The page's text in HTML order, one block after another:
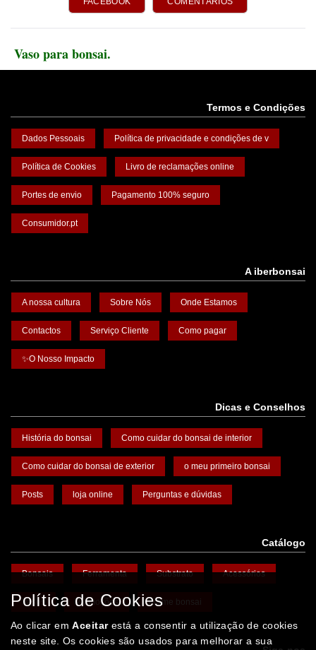
Vaso para bonsai.
Termos e Condições
Dados Pessoais Política de privacidade e condições de v
Política de Cookies Livro de reclamações online
Portes de envio Pagamento 100% seguro
Consumidor.pt
A iberbonsai
A nossa cultura Sobre Nós Onde Estamos
Contactos Serviço Cliente Como pagar
✨O Nosso Impacto
Dicas e Conselhos
História do bonsai Como cuidar do bonsai de interior
Como cuidar do bonsai de exterior o meu primeiro bonsai
Posts loja online Perguntas e dúvidas
Catálogo
Bonsais Ferramenta Substrato Acessórios
Vasos Promoções Arame bonsai
Política de Cookies
Ao clicar emAceitarestá a consentir a utilização de cookies
neste site. Os cookies são usados para melhorar a sua